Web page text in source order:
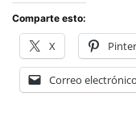
Comparte esto:
X
Correo electrónico